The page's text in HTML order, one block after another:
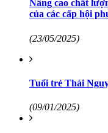
Nâng cao chất
của các cấp hội
(23/05/2025)
Tuổi trẻ Thái
(09/01/2025)